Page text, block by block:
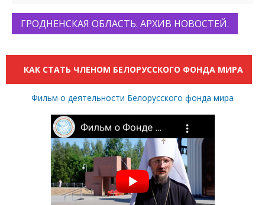
ГРОДНЕНСКАЯ ОБЛАСТЬ. АРХИВ НОВОСТЕЙ.
КАК СТАТЬ ЧЛЕНОМ БЕЛОРУССКОГО ФОНДА МИРА
Фильм о деятельности Белорусского фонда мира